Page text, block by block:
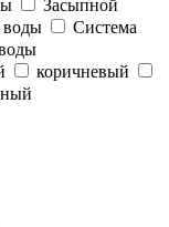
Засыпной
воды
Система
коричневый